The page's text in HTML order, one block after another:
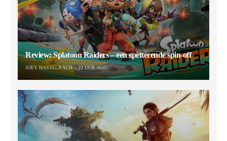
Review: Splatoon Raiders – een spetterende spin-off
JOEY HASSELBACH 22 UUR AGO